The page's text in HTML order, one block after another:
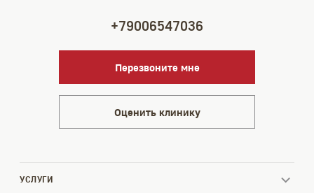
+79006547036
Перезвоните мне
Оценить клинику
УСЛУГИ